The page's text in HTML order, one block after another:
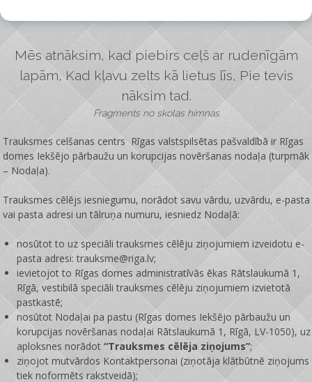
Mēs atnāksim, kad piebirs ceļš ar rudenīgām
lapām, Kad kļavu zelts kā lietus līs, Pie tevis
nāksim tad.
Fragments no skolas himnas
Trauksmes celšanas centrs Rīgas valstspilsētas pašvaldībā ir Rīgas
domes Iekšējo pārbaužu un korupcijas novēršanas nodaļa (turpmāk
– Nodaļa).
Trauksmes cēlējs iesniegumu, norādot savu vārdu, uzvārdu, e-pasta
vai pasta adresi un tālruņa numuru, iesniedz Nodaļā:
nosūtot to uz speciāli trauksmes cēlēju ziņojumiem izveidotu e-
pasta adresi: trauksme@riga.lv;
ievietojot to Rīgas domes administratīvās ēkas Rātslaukumā 1,
Rīgā, vestibilā speciāli trauksmes cēlēju ziņojumiem izvietotā
pastkastē;
nosūtot Nodaļai pa pastu (Rīgas domes Iekšējo pārbaužu un
korupcijas novēršanas nodaļai Rātslaukumā 1, Rīgā, LV-1050), uz
aploksnes norādot“Trauksmes cēlēja ziņojums”;
ziņojot mutvārdos Kontaktpersonai (ziņotāja klātbūtnē ziņojums
tiek noformēts rakstveidā);